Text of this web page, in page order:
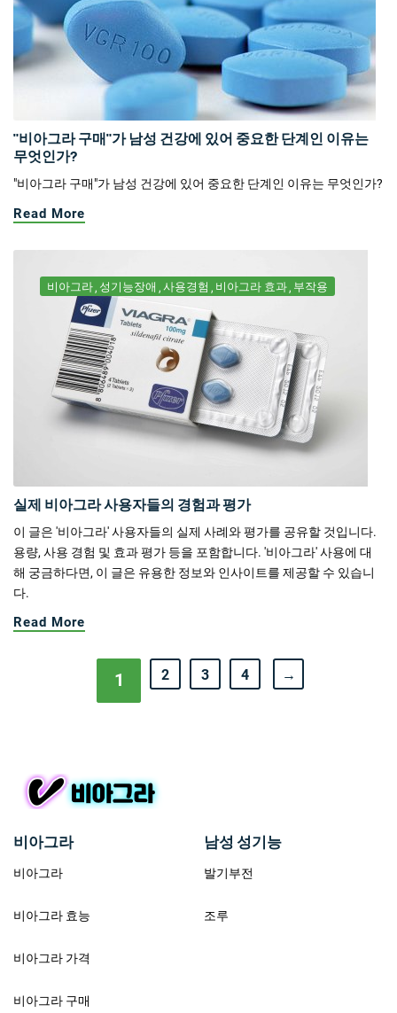
"비아그라 구매"가 남성 건강에 있어 중요한 단계인 이유는
무엇인가?
"비아그라 구매"가 남성 건강에 있어 중요한 단계인 이유는 무엇인가?
Read More
비아그라 성기능장애 사용경험 비아그라 효과 부작용
실제 비아그라 사용자들의 경험과 평가
이 글은 '비아그라' 사용자들의 실제 사례와 평가를 공유할 것입니다.
용량, 사용 경험 및 효과 평가 등을 포함합니다. '비아그라' 사용에 대
해 궁금하다면, 이 글은 유용한 정보와 인사이트를 제공할 수 있습니
다.
Read More
1 2 3 4 →
비아그라
비아그라
비아그라 효능
비아그라 가격
비아그라 구매
남성 성기능
발기부전
조루